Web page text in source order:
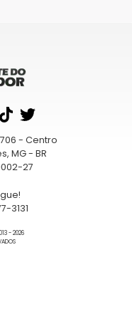
- Centro
MG - BR
27
3131
- 2026